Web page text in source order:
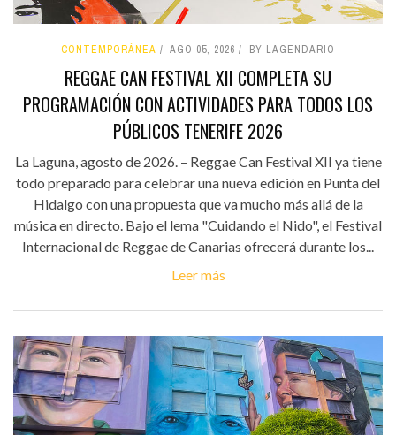
CONTEMPORÁNEA AGO 05, 2026 BY LAGENDARIO
REGGAE CAN FESTIVAL XII COMPLETA SU
PROGRAMACIÓN CON ACTIVIDADES PARA TODOS LOS
PÚBLICOS TENERIFE 2026
La Laguna, agosto de 2026. – Reggae Can Festival XII ya tiene
todo preparado para celebrar una nueva edición en Punta del
Hidalgo con una propuesta que va mucho más allá de la
música en directo. Bajo el lema "Cuidando el Nido", el Festival
Internacional de Reggae de Canarias ofrecerá durante los...
Leer más